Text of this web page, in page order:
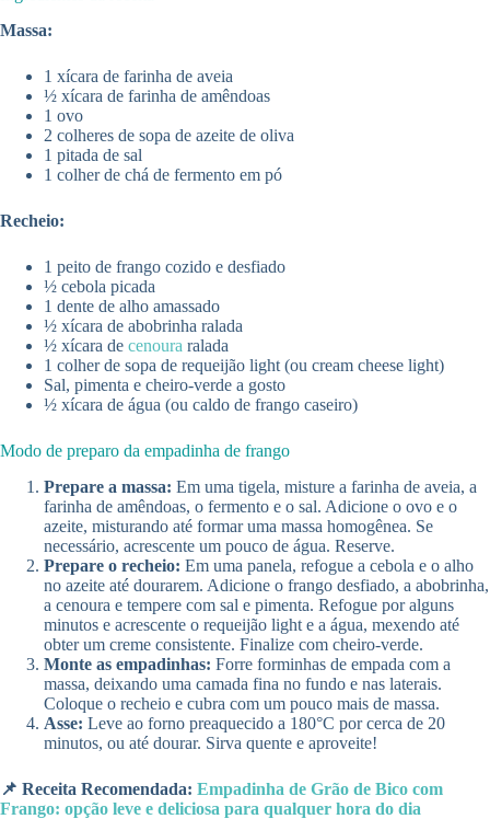
Massa:
1 xícara de farinha de aveia
½ xícara de farinha de amêndoas
1 ovo
2 colheres de sopa de azeite de oliva
1 pitada de sal
1 colher de chá de fermento em pó
Recheio:
1 peito de frango cozido e desfiado
½ cebola picada
1 dente de alho amassado
½ xícara de abobrinha ralada
½ xícara de cenoura ralada
1 colher de sopa de requeijão light (ou cream cheese light)
Sal, pimenta e cheiro-verde a gosto
½ xícara de água (ou caldo de frango caseiro)
Modo de preparo da empadinha de frango
Prepare a massa: Em uma tigela, misture a farinha de aveia, a
farinha de amêndoas, o fermento e o sal. Adicione o ovo e o
azeite, misturando até formar uma massa homogênea. Se
necessário, acrescente um pouco de água. Reserve.
Prepare o recheio: Em uma panela, refogue a cebola e o alho
no azeite até dourarem. Adicione o frango desfiado, a abobrinha,
a cenoura e tempere com sal e pimenta. Refogue por alguns
minutos e acrescente o requeijão light e a água, mexendo até
obter um creme consistente. Finalize com cheiro-verde.
Monte as empadinhas: Forre forminhas de empada com a
massa, deixando uma camada fina no fundo e nas laterais.
Coloque o recheio e cubra com um pouco mais de massa.
Asse: Leve ao forno preaquecido a 180°C por cerca de 20
minutos, ou até dourar. Sirva quente e aproveite!
📌 Receita Recomendada: Empadinha de Grão de Bico com
Frango: opção leve e deliciosa para qualquer hora do dia